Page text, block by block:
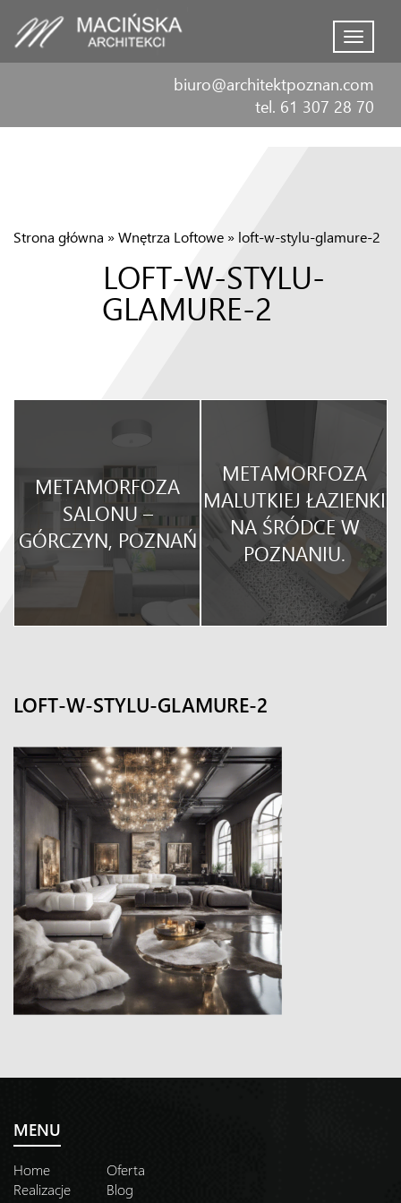
Menu
biuro@architektpoznan.com
tel. 61 307 28 70
Strona główna »Wnętrza Loftowe » loft-w-stylu-glamure-2
LOFT-W-STYLU-
GLAMURE-2
METAMORFOZA
SALONU –
GÓRCZYN, POZNAŃ
METAMORFOZA
MALUTKIEJ ŁAZIENKI
NA ŚRÓDCE W
POZNANIU.
LOFT-W-STYLU-GLAMURE-2
MENU
Home
Oferta
Realizacje
Blog